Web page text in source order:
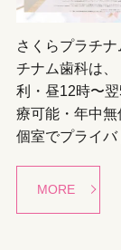
さくらプラチ
チナム歯科は
利・昼12時〜
療可能・年中
個室でプライ
MORE